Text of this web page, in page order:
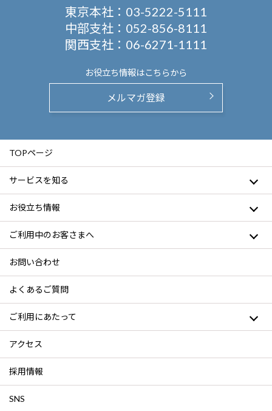
東京本社： 03-5222-5111
中部支社： 052-856-8111
関西支社： 06-6271-1111
お役立ち情報はこちらから
メルマガ登録
TOPページ
サービスを知る
お役立ち情報
ご利用中のお客さまへ
お問い合わせ
よくあるご質問
ご利用にあたって
アクセス
採用情報
SNS